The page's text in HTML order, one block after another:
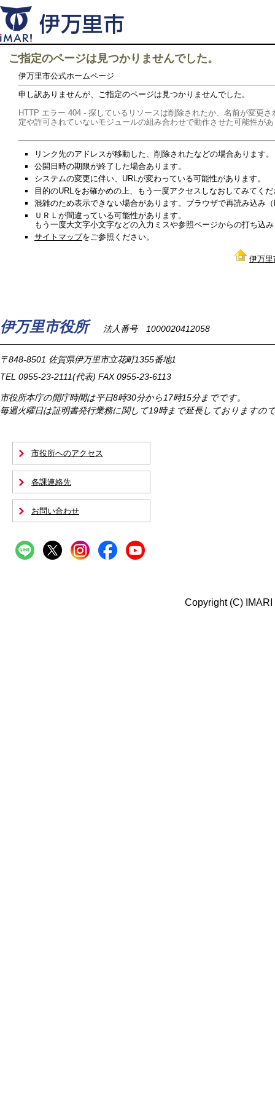
ご指定のページは見つかりませんでした。
伊万里市公式ホームページ
申し訳ありませんが、ご指定のページは見つかりませんでした。
HTTP エラー 404 - 探しているリソースは削除されたか、名前が変更
定や許可されていないモジュールの組み合わせで動作させた可能性が
リンク先のアドレスが移動した、削除されたなどの場合あります。
公開日時の期限が終了した場合あります。
システムの変更に伴い、URLが変わっている可能性があります。
目的のURLをお確かめの上、もう一度アクセスしなおしてみてく
混雑のため表示できない場合があります。ブラウザで再読み込み
ＵＲＬが間違っている可能性があります。
もう一度大文字小文字などの入力ミスや参照ページからの打ち込
サイトマップをご参照ください。
伊万里
伊万里市役所 法人番号 1000020412058
〒848-8501 佐賀県伊万里市立花町1355番地1
TEL 0955-23-2111(代表) FAX 0955-23-6113
市役所本庁の開庁時間は平日8時30分から17時15分までです。
毎週火曜日は証明書発行業務に関して19時まで延長しておりますの
市役所へのアクセス
各課連絡先
お問い合わせ
Copyright (C)